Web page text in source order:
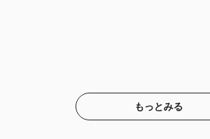
もっとみる